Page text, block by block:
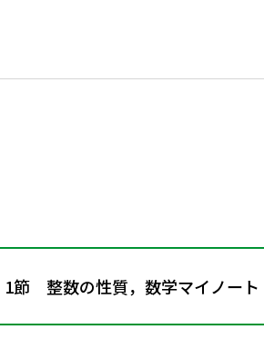
整数の性質，数学マイノート